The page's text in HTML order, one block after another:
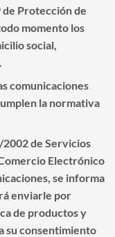
de Protección de
momento los
social,
comunicaciones
la normativa
de Servicios
Electrónico
se informa
enviarle por
de productos y
su consentimiento